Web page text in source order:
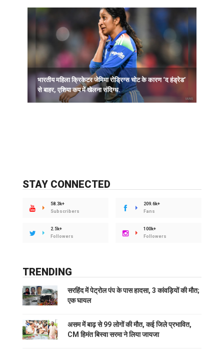
भारतीय महिला क्रिकेटर जेमिमा रोड्रिग्स चोट के कारण ‘द हंड्रेड’
से बाहर, एशिया कप में खेलना संदिग्ध.
STAY CONNECTED
58.3k+
Subscribers
209.6k+
Fans
2.5k+
Followers
100k+
Followers
TRENDING
सरहिंद में पेट्रोल पंप के पास हादसा, 3 कांवड़ियों की मौत;
एक घायल
असम में बाढ़ से 99 लोगों की मौत, कई जिले प्रभावित,
CM हिमंत बिस्वा सरमा ने लिया जायजा